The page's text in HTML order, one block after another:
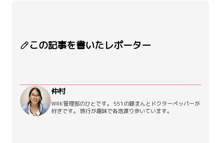
この記事を書いたレポーター
仲村
WRK管理部のひとです。 551の豚まんとドクターペッパーが
好きです。 旅行が趣味で各地渡り歩いています。